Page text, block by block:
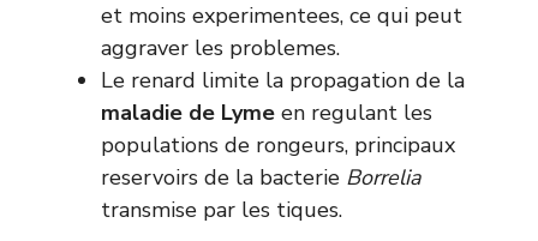
et moins experimentees, ce qui peut
aggraver les problemes.
Le renard limite la propagation de la
maladie de Lyme en regulant les
populations de rongeurs, principaux
reservoirs de la bacterie Borrelia
transmise par les tiques.